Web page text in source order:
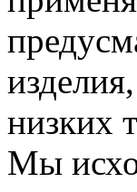
низких
Мы